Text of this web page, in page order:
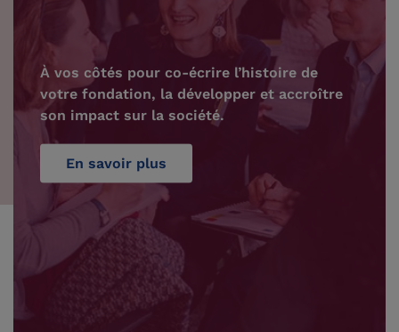
À vos côtés pour co-écrire l’histoire de
votre fondation, la développer et accroître
son impact sur la société.
En savoir plus